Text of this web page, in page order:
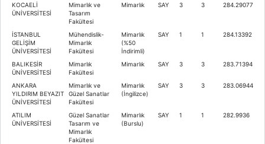
KOCAELİ
ÜNİVERSİTESİ
Mimarlık ve
Tasarım
Fakültesi
Mimarlık SAY 3 3 284.29077
İSTANBUL
GELİŞİM
ÜNİVERSİTESİ
Mühendislik-
Mimarlık
Fakültesi
Mimarlık
(%50
İndirimli)
SAY 1 1 284.13392
BALIKESİR
ÜNİVERSİTESİ
Mimarlık
Fakültesi
Mimarlık SAY 3 3 283.71394
ANKARA
YILDIRIM BEYAZIT
ÜNİVERSİTESİ
Mimarlık ve
Güzel Sanatlar
Fakültesi
Mimarlık
(İngilizce)
SAY 3 3 283.06944
ATILIM
ÜNİVERSİTESİ
Güzel Sanatlar
Tasarım ve
Mimarlık
Fakültesi
Mimarlık
(Burslu)
SAY 1 1 282.9936